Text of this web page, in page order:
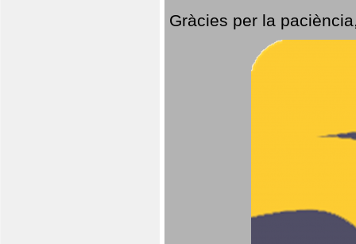
Gràcies per la